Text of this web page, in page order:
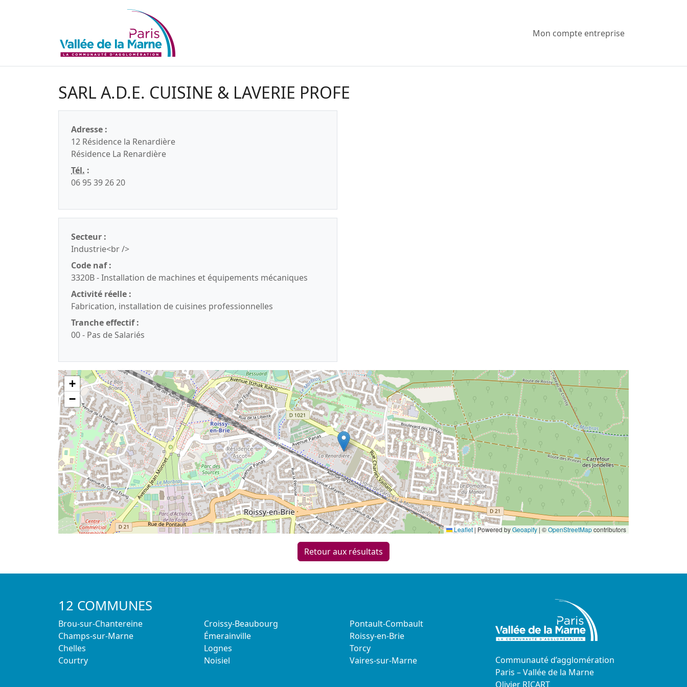
Mon compte entreprise
SARL A.D.E. CUISINE & LAVERIE PROFE
Adresse :
12 Résidence la Renardière
Résidence La Renardière
Tél. :
06 95 39 26 20
Secteur :
Industrie<br />
Code naf :
3320B - Installation de machines et équipements mécaniques
Activité réelle :
Fabrication, installation de cuisines professionnelles
Tranche effectif :
00 - Pas de Salariés
+
−
Leaflet | Powered byGeoapify | ©OpenStreetMapcontributors
Retour aux résultats
12 COMMUNES
Brou-sur-Chantereine
Champs-sur-Marne
Chelles
Courtry
Croissy-Beaubourg
Émerainville
Lognes
Noisiel
Pontault-Combault
Roissy-en-Brie
Torcy
Vaires-sur-Marne
Communauté d’agglomération
Paris – Vallée de la Marne
Olivier RICART